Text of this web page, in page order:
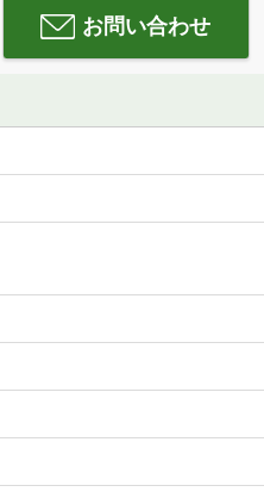
お問い合わせ